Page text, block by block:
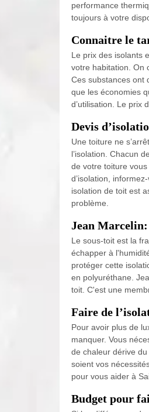
performance
toujours à votre
Connaitre le
Le prix des isolants
votre habitation. On
Ces substances ont
que les économies
d’utilisation. Le prix
Devis
Une toiture ne
l’isolation. Chacun
de votre toiture
d’isolation,
isolation de toit est
problème.
Jean
Le sous-toit est la
échapper à
protéger cette
en polyuréthane.
toit. C'est une
Faire de
Pour avoir plus de
manquer. Vous
de chaleur dérive
soient vos
pour vous aider à
Budget pour